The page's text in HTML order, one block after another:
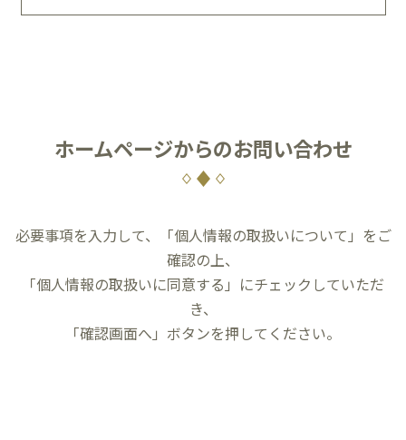
ホームページからのお問い合わせ
必要事項を入力して、「個人情報の取扱いについて」をご
確認の上、
「個人情報の取扱いに同意する」にチェックしていただ
き、
「確認画面へ」ボタンを押してください。